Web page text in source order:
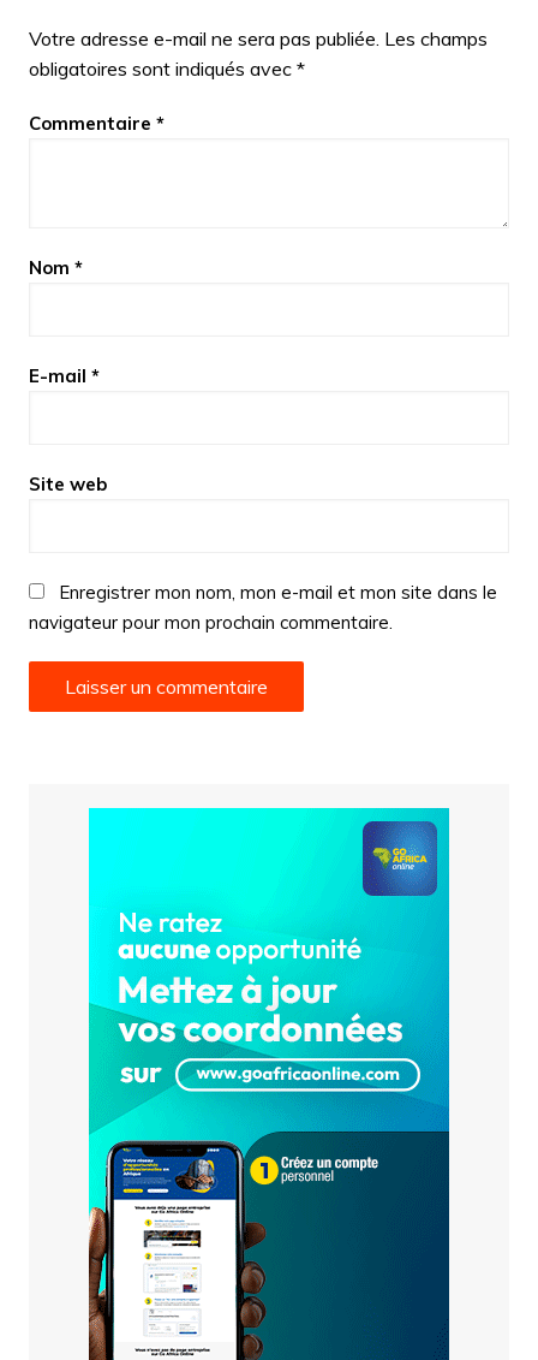
Votre adresse e-mail ne sera pas publiée. Les champs
obligatoires sont indiqués avec *
Commentaire *
Nom *
E-mail *
Site web
Enregistrer mon nom, mon e-mail et mon site dans le
navigateur pour mon prochain commentaire.